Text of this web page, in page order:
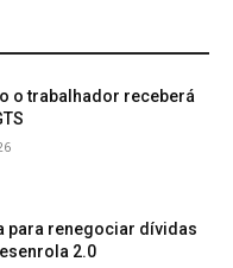
o trabalhador receberá
para renegociar dívidas
2.0